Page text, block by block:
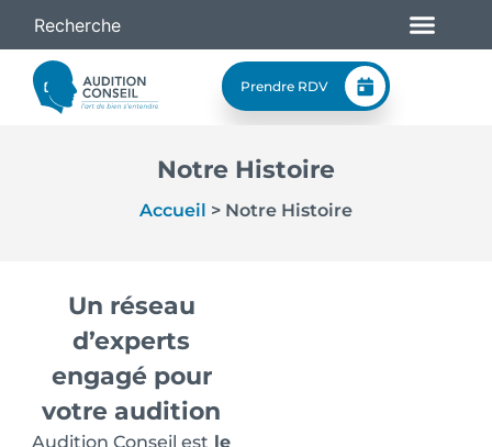
Prendre RDV
Notre Histoire
Accueil > Notre Histoire
Un réseau
d’experts
engagé pour
votre audition
Audition Conseil est le